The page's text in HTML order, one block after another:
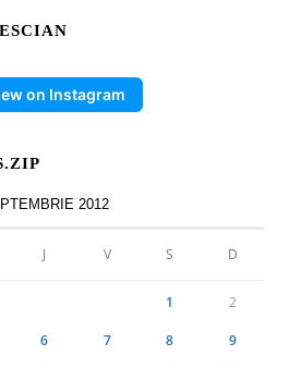
on Instagram
2012
J V S D
1 2
6 7 8 9